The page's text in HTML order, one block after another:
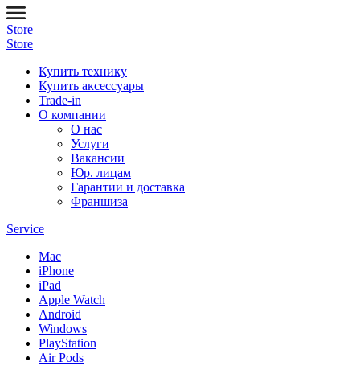
Store
Store
Купить технику
Купить аксессуары
Trade-in
О компании
О нас
Услуги
Вакансии
Юр. лицам
Гарантии и доставка
Франшиза
Service
Mac
iPhone
iPad
Apple Watch
Android
Windows
PlayStation
Air Pods